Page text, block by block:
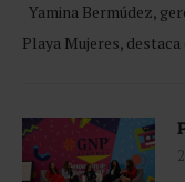
Yamina Bermúdez,
Playa Mujeres,